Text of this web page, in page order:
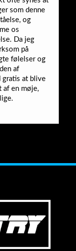
som denne
og
os
Da jeg
på
følelser og
af
at blive
af en møje,